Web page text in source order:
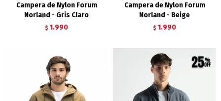
Campera de Nylon Forum
Norland - Gris Claro
$ 1.990
Campera de Nylon Forum
Norland - Beige
$ 1.990